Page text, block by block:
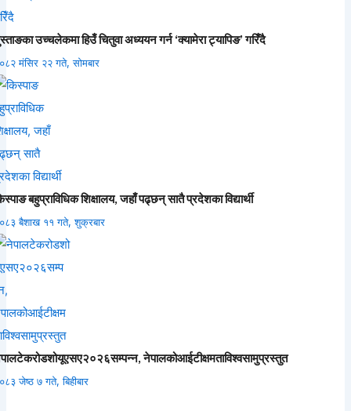
उच्चलेकमा हिउँ चितुवा अध्ययन गर्न ‘क्यामेरा ट्यापिङ’ गरिँदै
मंसिर २२ गते, सोमबार
बहुप्राविधिक शिक्षालय, जहाँ पढ्छन् सातै प्रदेशका विद्यार्थी
बैशाख ११ गते, शुक्रबार
नेपालकोआईटीक्षमताविश्वसामुप्रस्तुत
जेष्ठ ७ गते, बिहीबार